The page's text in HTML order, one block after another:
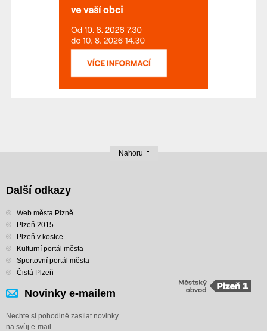
Nahoru
Další odkazy
Web města Plzně
Plzeň 2015
Plzeň v kostce
Kulturní portál města
Sportovní portál města
Čistá Plzeň
Novinky e-mailem
Nechte si pohodlně zasílat novinky
na svůj e-mail